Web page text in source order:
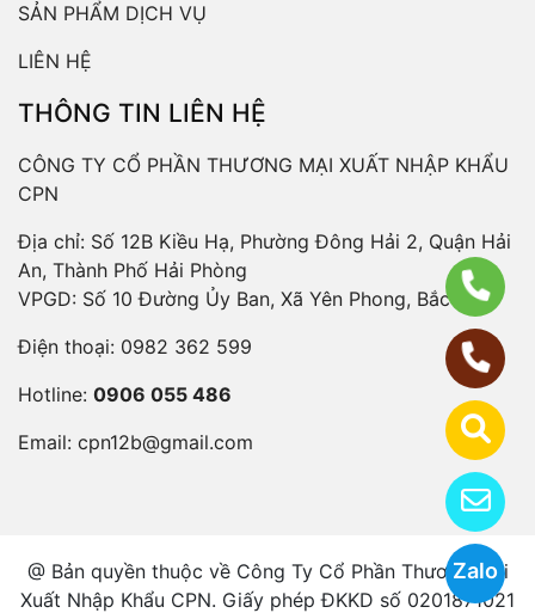
Zalo
SẢN PHẨM DỊCH VỤ
LIÊN HỆ
THÔNG TIN LIÊN HỆ
CÔNG TY CỔ PHẦN THƯƠNG MẠI XUẤT NHẬP KHẨU
CPN
Địa chỉ: Số 12B Kiều Hạ, Phường Đông Hải 2, Quận Hải
An, Thành Phố Hải Phòng
VPGD: Số 10 Đường Ủy Ban, Xã Yên Phong, Bắc Ninh
Điện thoại: 0982 362 599
Hotline: 0906 055 486
Email: cpn12b@gmail.com
@ Bản quyền thuộc về Công Ty Cổ Phần Thương Mại
Xuất Nhập Khẩu CPN. Giấy phép ĐKKD số 0201871021